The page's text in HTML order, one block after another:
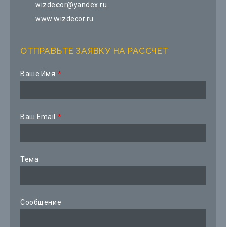
wizdecor@yandex.ru
www.wizdecor.ru
ОТПРАВЬТЕ ЗАЯВКУ НА РАССЧЕТ
Ваше Имя *
Ваш Email *
Тема
Сообщение